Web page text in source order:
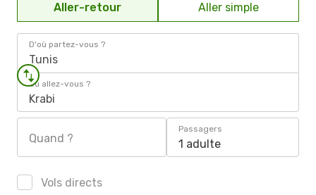
Aller-retour Aller simple
D'où partez-vous ?
Tunis
Où allez-vous ?
Krabi
Quand ?
Passagers
1 adulte
Vols directs